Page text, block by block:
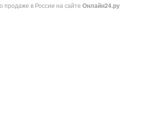
продаже в России на сайте Онлайн24.ру